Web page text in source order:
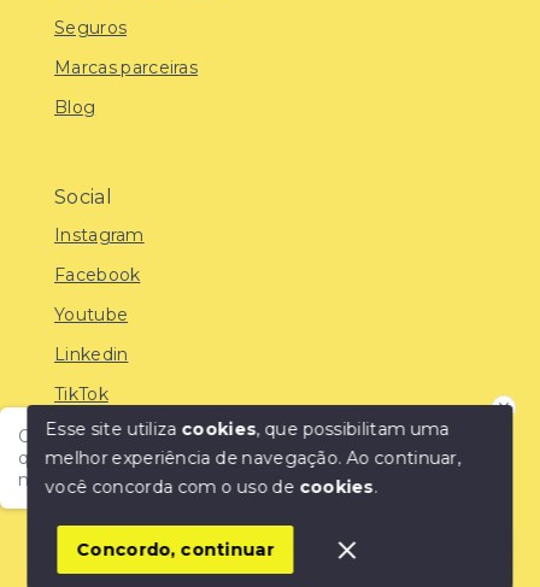
Olá! Encontre o imóvel ideal com a IMOBREUNIG®:
qualidade, confiança e as melhores oportunidades do
mercado!
Seguros
Marcas parceiras
Blog
Social
Instagram
Facebook
Youtube
Linkedin
TikTok
© Copyright 2026 - IMOBREUNIG® - Negócios
SITE PARA IMOBILIARIA
Esse site utiliza cookies, que possibilitam uma
melhor experiência de navegação.Ao continuar,
você concorda com o uso de cookies.
Concordo, continuar